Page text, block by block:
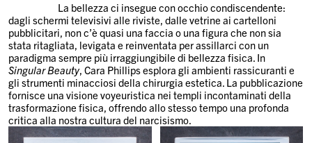
La bellezza ci insegue con occhio condiscendente:
dagli schermi televisivi alle riviste, dalle vetrine ai cartelloni
pubblicitari, non c’è quasi una faccia o una figura che non sia
stata ritagliata, levigata e reinventata per assillarci con un
paradigma sempre più irraggiungibile di bellezza fisica. In
Singular Beauty, Cara Phillips esplora gli ambienti rassicuranti e
gli strumenti minacciosi della chirurgia estetica. La pubblicazione
fornisce una visione voyeuristica nei templi incontaminati della
trasformazione fisica, offrendo allo stesso tempo una profonda
critica alla nostra cultura del narcisismo.